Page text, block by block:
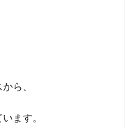
ら、
ます。